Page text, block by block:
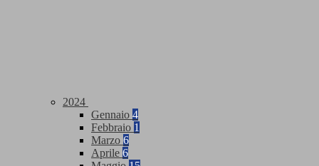
2024
Gennaio 4
Febbraio 1
Marzo 6
Aprile 6